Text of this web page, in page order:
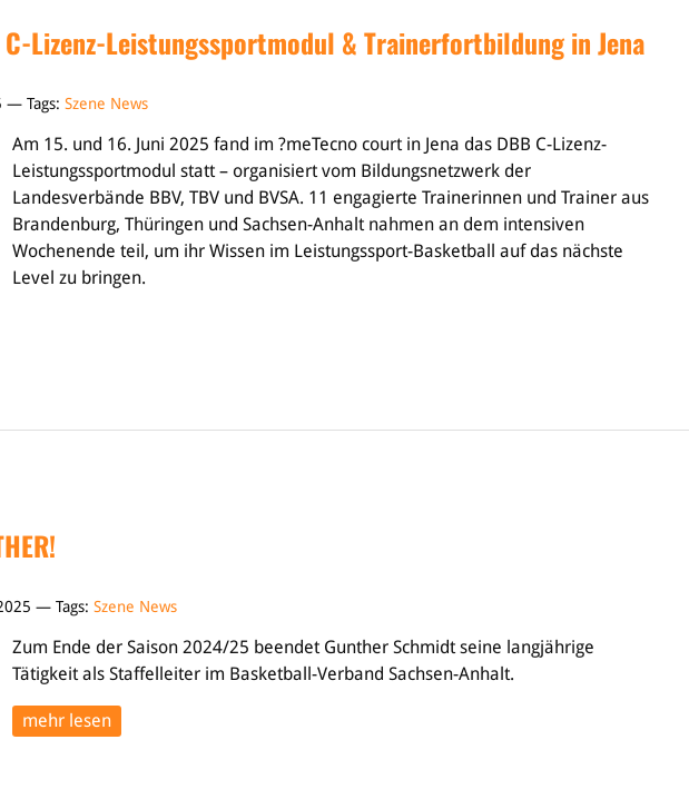
Lizenz-Leistungssportmodul & Trainerfortbildung in Jena
— Tags: Szene News
Am 15. und 16. Juni 2025 fand im ?meTecno court in Jena das DBB C-Lizenz-
Leistungssportmodul statt – organisiert vom Bildungsnetzwerk der
Landesverbände BBV, TBV und BVSA. 11 engagierte Trainerinnen und Trainer aus
Brandenburg, Thüringen und Sachsen-Anhalt nahmen an dem intensiven
Wochenende teil, um ihr Wissen im Leistungssport-Basketball auf das nächste
Level zu bringen.
— Tags: Szene News
Zum Ende der Saison 2024/25 beendet Gunther Schmidt seine langjährige
Tätigkeit als Staffelleiter im Basketball-Verband Sachsen-Anhalt.
mehr lesen